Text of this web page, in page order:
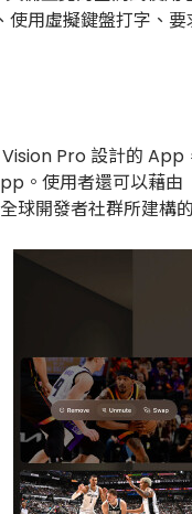
用虛擬鍵盤打字、
Pro 設計的
。使用者還可以藉
球開發者社群所建構